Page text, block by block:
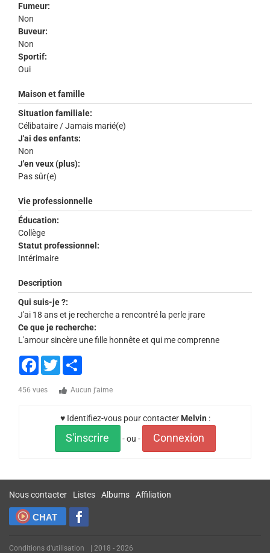
Fumeur:
Non
Buveur:
Non
Sportif:
Oui
Maison et famille
Situation familiale:
Célibataire / Jamais marié(e)
J'ai des enfants:
Non
J'en veux (plus):
Pas sûr(e)
Vie professionnelle
Éducation:
Collège
Statut professionnel:
Intérimaire
Description
Qui suis-je ?:
J'ai 18 ans et je recherche a rencontré la perle jrare
Ce que je recherche:
L'amour sincère une fille honnête et qui me comprenne
Facebook
Twitter
456 vues Aucun j'aime
♥ Identifiez-vous pour contacter Melvin :
S'inscrire - ou - Connexion
Nous contacter Listes Albums Affiliation
CHAT
Conditions d'utilisation | 2018 - 2026